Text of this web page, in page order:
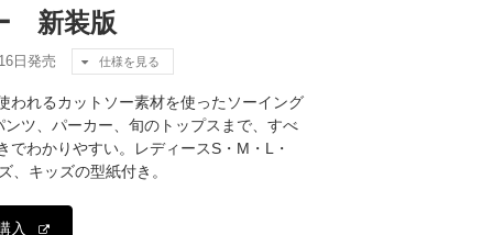
新装版
日発売 仕様を見る
われるカットソー素材を使ったソーイング
ツ、パーカー、旬のトップスまで、すべ
でわかりやすい。レディースS・M・L・
、キッズの型紙付き。
入